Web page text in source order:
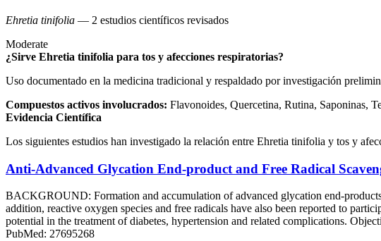
Ehretia tinifolia — 2 estudios científicos revisados
Moderate
¿Sirve Ehretia tinifolia para tos y afecciones respiratorias?
Uso documentado en la medicina tradicional y respaldado por investigación
Compuestos activos involucrados: Flavonoides, Quercetina, Rutina, Saponinas,
Evidencia Científica
Los siguientes estudios han investigado la relación entre Ehretia tinifolia y tos y
Anti-Advanced Glycation End-product and Free Radical
BACKGROUND: Formation and accumulation of advanced glycation end-
addition, reactive oxygen species and free radicals have also been reported to
potential in the treatment of diabetes, hypertension and related complications.
PubMed: 27695268